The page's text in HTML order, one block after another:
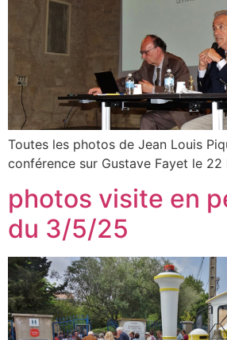
Toutes les photos de Jean Louis
conférence sur Gustave Fayet le 22
photos visite en
du 3/5/25